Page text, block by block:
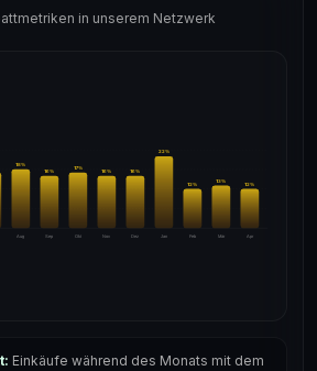
in unserem Netzwerk
Aug
18%
Sep
16%
Okt
17%
Nov
16%
Dez
16%
Jan
22%
Feb
12%
Mär
13%
Apr
12%
Einkäufe während des Monats mit dem